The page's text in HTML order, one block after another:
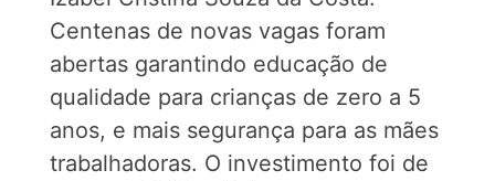
Centenas de novas vagas foram
abertas garantindo educação de
qualidade para crianças de zero a 5
anos, e mais segurança para as mães
trabalhadoras. O investimento foi de